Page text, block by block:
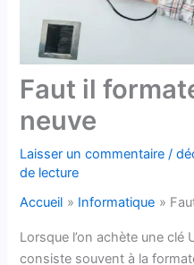
Faut il
neuve
Laisser un commentaire /
de lecture
Accueil
Informatique
Lorsque l’on achète une clé
consiste souvent à la